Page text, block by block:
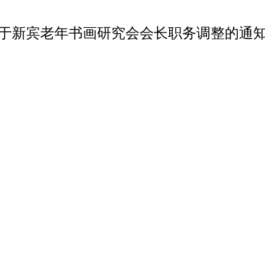
新宾老年书画研究会会长职务调整的通